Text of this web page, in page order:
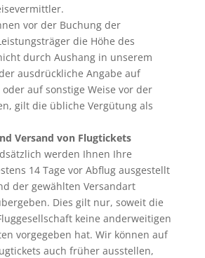
vor der Buchung der
die Höhe des
durch Aushang in unserem
ausdrückliche Angabe auf
auf sonstige Weise vor der
gilt die übliche Vergütung als
Versand von Flugtickets
werden Ihnen Ihre
14 Tage vor Abflug ausgestellt
der gewählten Versandart
Dies gilt nur, soweit die
keine anderweitigen
vorgegeben hat. Wir können auf
auch früher ausstellen,